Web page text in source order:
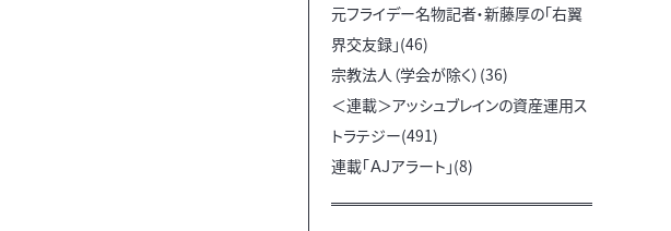
元フライデー名物記者・新藤厚の「右翼
界交友録」(46)
宗教法人（学会が除く）(36)
＜連載＞アッシュブレインの資産運用ス
トラテジー(491)
連載「ＡＪアラート」(8)